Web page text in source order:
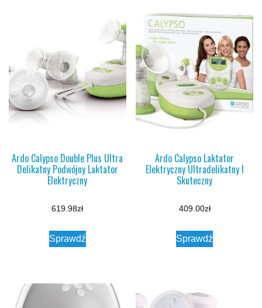
Ardo Calypso Double Plus Ultra
Delikatny Podwójny Laktator
Elektryczny
619.98zł
Sprawdź
Ardo Calypso Laktator
Elektryczny Ultradelikatny I
Skuteczny
409.00zł
Sprawdź